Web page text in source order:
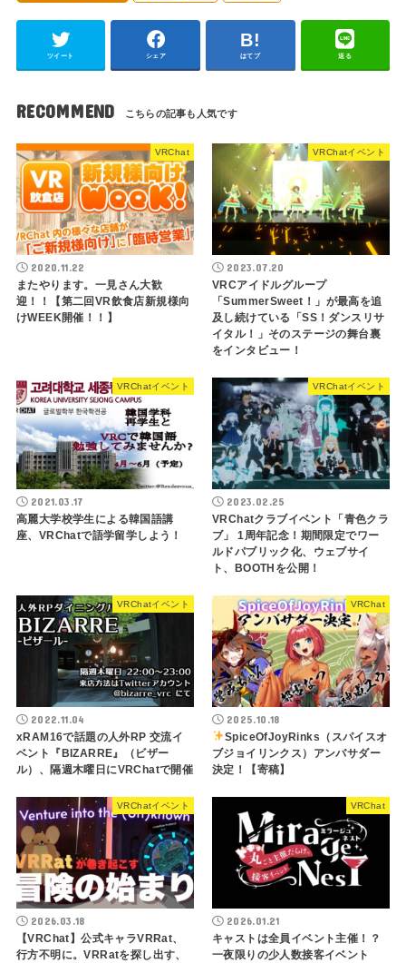
ツイート シェア はてブ 送る
RECOMMEND
VRChat
2020.11.22
またやります。一見さん大歓
迎！！【第二回VR飲食店新規様向
けWEEK開催！！】
VRChatイベント
2023.07.20
VRCアイドルグループ
「SummerSweet！」が最高を追
及し続けている「SS！ダンスリサ
イタル！」そのステージの舞台裏
をインタビュー！
VRChatイベント
2021.03.17
高麗大学校学生による韓国語講
座、VRChatで語学留学しよう！
VRChatイベント
2023.02.25
VRChatクラブイベント「青色クラ
ブ」 1周年記念！期間限定でワー
ルドパブリック化、ウェブサイ
ト、BOOTHを公開！
VRChatイベント
2022.11.04
xRAM16で話題の人外RP 交流イ
ベント『BIZARRE』（ビザー
ル）、隔週木曜日にVRChatで開催
VRChat
2025.10.18
SpiceOfJoyRinks（スパイスオ
ブジョイリンクス）アンバサダー
決定！【寄稿】
VRChatイベント
2026.03.18
【VRChat】公式キャラVRRat、
行方不明に。VRRatを探し出す、
VRChat
2026.01.21
キャストは全員イベント主催！？
一夜限りの少人数接客イベント